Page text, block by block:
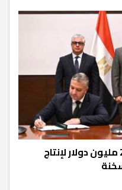
استثمارات قطرية بقيمة 200 مليون دولار لإنتاج